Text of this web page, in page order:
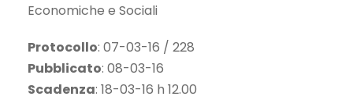
Economiche e Sociali
Protocollo: 07-03-16 / 228
Pubblicato: 08-03-16
Scadenza: 18-03-16 h 12.00